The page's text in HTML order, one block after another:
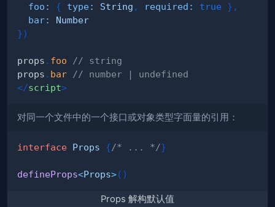
foo : { type: String , required : true } ,
bar:
Number
})
props . foo
// string
props . bar
// number | undefined
</script>
对同一个文件中的一个接口或对象类型字面量的引用：
interface Props {/* ... */}
defineProps<Props>( )
Props 解构默认值